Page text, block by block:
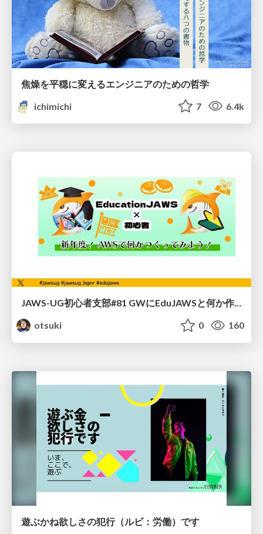
焦燥を平穏に変えるエンジニアのための哲学
ichimichi
7 6.4k
JAWS-UG初心者支部#81 GWにEduJAWSと何か作ろうもくもく会！
otsuki
0 160
遊ぶかね欲しさの犯行（ルビ：労働）です